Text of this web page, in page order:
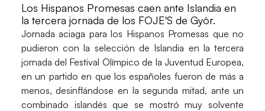
Los Hispanos Promesas caen ante Islandia en
la tercera jornada de los FOJE'S de Györ.
Jornada aciaga para los Hispanos Promesas que no
pudieron con la selección de Islandia en la tercera
jornada del Festival Olímpico de la Juventud Europea,
en un partido en que los españoles fueron de más a
menos, desinflándose en la segunda mitad, ante un
combinado islandés que se mostró muy solvente